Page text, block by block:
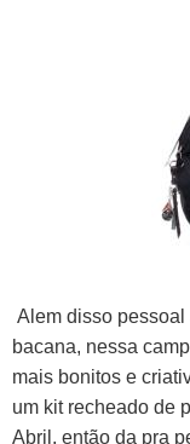
Alem disso
bacana, nessa
mais bonitos e
um kit recheado de
Abril, então da pra